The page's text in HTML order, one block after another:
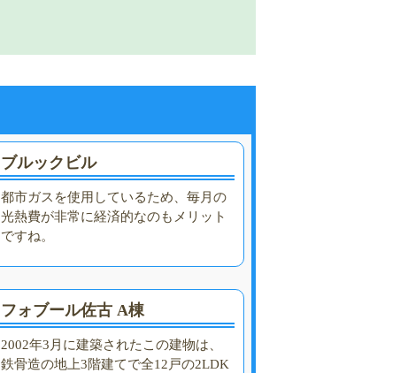
ブルックビル
都市ガスを使用しているため、毎月の
光熱費が非常に経済的なのもメリット
ですね。
フォブール佐古 A棟
2002年3月に建築されたこの建物は、
鉄骨造の地上3階建てで全12戸の2LDK